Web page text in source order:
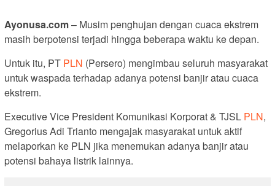
Ayonusa.com– Musim penghujan dengan cuaca ekstrem
masih berpotensi terjadi hingga beberapa waktu ke depan.
Untuk itu, PT PLN (Persero) mengimbau seluruh masyarakat
untuk waspada terhadap adanya potensi banjir atau cuaca
ekstrem.
Executive Vice President Komunikasi Korporat & TJSL PLN,
Gregorius Adi Trianto mengajak masyarakat untuk aktif
melaporkan ke PLN jika menemukan adanya banjir atau
potensi bahaya listrik lainnya.